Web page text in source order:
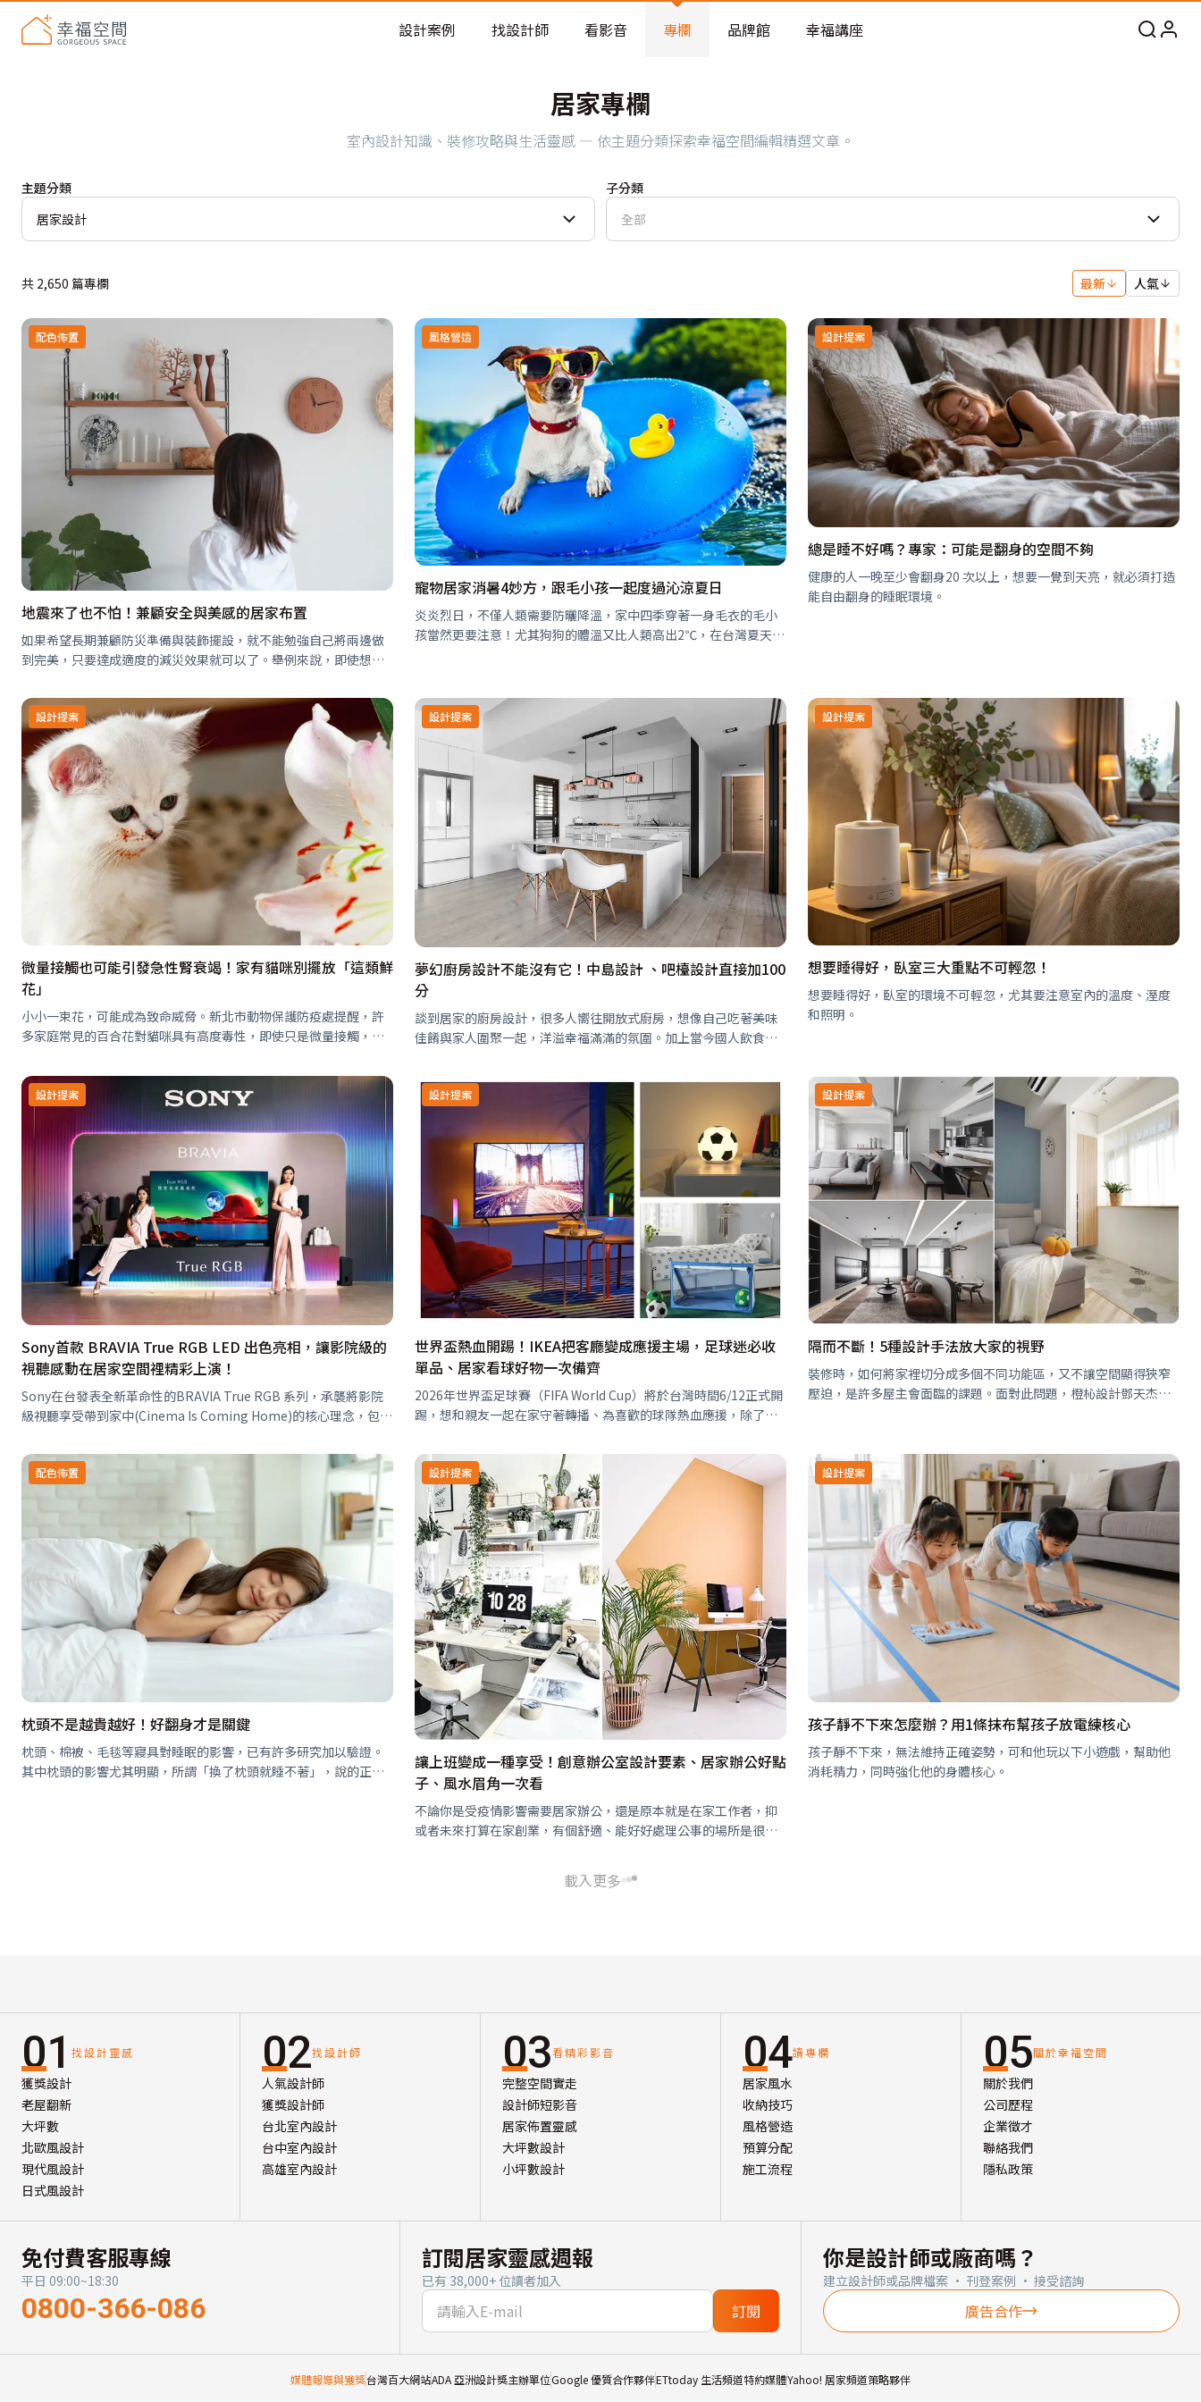
老屋預算分配與高 CP 值煥新術
設計案例 找設計師 看影音 專欄 品牌館 幸福講座
居家專欄
室內設計知識、裝修攻略與生活靈感 — 依主題分類探索幸福空間編輯精選文章。
主題分類
居家設計
子分類
全部
共 2,650 篇專欄 最新 人氣
配色佈置
地震來了也不怕！兼顧安全與美感的居家布置
如果希望長期兼顧防災準備與裝飾擺設，就不能勉強自己將兩邊做
到完美，只要達成適度的減災效果就可以了。舉例來說，即使想在
置，就算擺上盤子風險也不大…
風格營造
寵物居家消暑4妙方，跟毛小孩一起度過沁涼夏日
炎炎烈日，不僅人類需要防曬降溫，家中四季穿著一身毛衣的毛小
孩當然更要注意！尤其狗狗的體溫又比人類高出2℃，在台灣夏天高
設計提案
總是睡不好嗎？專家：可能是翻身的空間不夠
健康的人一晚至少會翻身20 次以上，想要一覺到天亮，就必須打造
能自由翻身的睡眠環境。
設計提案
微量接觸也可能引發急性腎衰竭！家有貓咪別擺放「這類鮮
花」
小小一束花，可能成為致命威脅。新北市動物保護防疫處提醒，許
多家庭常見的百合花對貓咪具有高度毒性，即使只是微量接觸，也
內擺設，其實可能隱藏致命風…
設計提案
夢幻廚房設計不能沒有它！中島設計 、吧檯設計直接加100
分
談到居家的廚房設計，很多人嚮往開放式廚房，想像自己吃著美味
佳餚與家人圍聚一起，洋溢幸福滿滿的氛圍。加上當今國人飲食習
設計提案
想要睡得好，臥室三大重點不可輕忽！
想要睡得好，臥室的環境不可輕忽，尤其要注意室內的溫度、溼度
和照明。
設計提案
Sony首款 BRAVIA True RGB LED 出色亮相，讓影院級的
視聽感動在居家空間裡精彩上演！
Sony在台發表全新革命性的BRAVIA True RGB 系列，承襲將影院
級視聽享受帶到家中(Cinema Is Coming Home)的核心理念，包含
設計提案
世界盃熱血開踢！IKEA把客廳變成應援主場，足球迷必收
單品、居家看球好物一次備齊
2026年世界盃足球賽（FIFA World Cup）將於台灣時間6/12正式開
踢，想和親友一起在家守著轉播、為喜歡的球隊熱血應援，除了零
時光…
設計提案
隔而不斷！5種設計手法放大家的視野
裝修時，如何將家裡切分成多個不同功能區，又不讓空間顯得狹窄
壓迫，是許多屋主會面臨的課題。面對此問題，橙杺設計鄧天杰設
配色佈置
枕頭不是越貴越好！好翻身才是關鍵
枕頭、棉被、毛毯等寢具對睡眠的影響，已有許多研究加以驗證。
其中枕頭的影響尤其明顯，所謂「換了枕頭就睡不著」，說的正是
設計提案
讓上班變成一種享受！創意辦公室設計要素、居家辦公好點
子、風水眉角一次看
不論你是受疫情影響需要居家辦公，還是原本就是在家工作者，抑
或者未來打算在家創業，有個舒適、能好好處理公事的場所是很重
設計提案
孩子靜不下來怎麼辦？用1條抹布幫孩子放電練核心
孩子靜不下來，無法維持正確姿勢，可和他玩以下小遊戲，幫助他
消耗精力，同時強化他的身體核心。
載入更多
01 找設計靈感
獲獎設計
老屋翻新
大坪數
北歐風設計
現代風設計
日式風設計
02找設計師
人氣設計師
獲獎設計師
台北室內設計
台中室內設計
高雄室內設計
03看精彩影音
完整空間實走
設計師短影音
居家佈置靈感
大坪數設計
小坪數設計
04讀專欄
居家風水
收納技巧
風格營造
預算分配
施工流程
05關於幸福空間
關於我們
公司歷程
企業徵才
聯絡我們
隱私政策
免付費客服專線
平日 09:00~18:30
0800-366-086
訂閱居家靈感週報
已有 38,000+ 位讀者加入
訂閱
你是設計師或廠商嗎？
建立設計師或品牌檔案 · 刊登案例 · 接受諮詢
廣告合作
媒體報導與獲獎台灣百大網站ADA 亞洲設計獎主辦單位Google 優質合作夥伴ETtoday 生活頻道特約媒體Yahoo! 居家頻道策略夥伴